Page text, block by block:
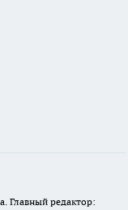
Главный редактор: